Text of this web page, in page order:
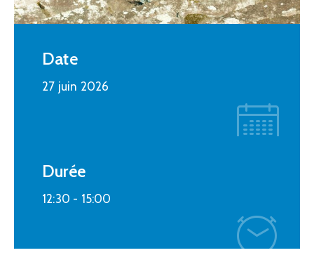
Date
27 juin 2026
Durée
12:30 - 15:00